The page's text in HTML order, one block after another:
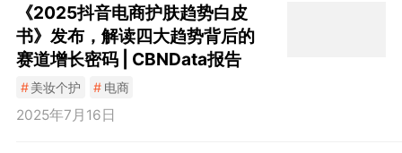
《2025抖音电商护肤趋势白皮
书》发布，解读四大趋势背后的
赛道增长密码 | CBNData报告
#美妆个护 # 电商
2025年7月16日